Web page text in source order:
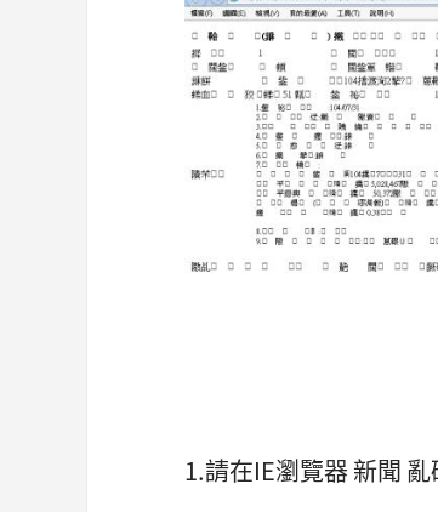
1.請在IE瀏覽器 新聞